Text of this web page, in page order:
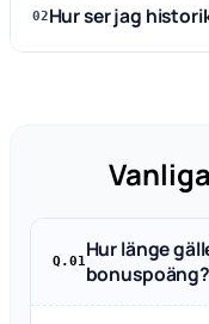
02Hur ser jag
Q.01Hur länge
bonuspoäng?